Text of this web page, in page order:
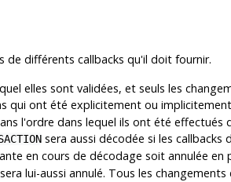
de différents callbacks qu'il doit fournir.
elles sont validées, et seuls les
qui ont été explicitement ou
l'ordre dans lequel ils ont été effectués
sera aussi décodée si les
en cours de décodage soit annulée en
lui-aussi annulé. Tous les